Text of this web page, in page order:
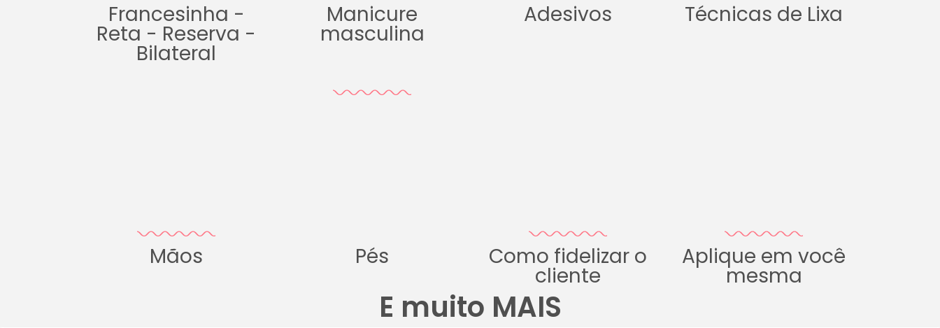
Francesinha -
Reta - Reserva -
Bilateral
Manicure
masculina
Adesivos Técnicas de Lixa
Mãos Pés Como fidelizar o
cliente
Aplique em você
mesma
E muito MAIS